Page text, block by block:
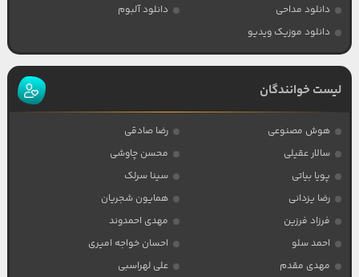
دانلود مداحی
دانلود آلبوم
دانلود موزیک ویدیو
لیست خوانندگان
هوش مصنوعی
رضا صادقی
سالار عقیلی
محسن چاوشی
پویا بیاتی
سینا سرلک
رضا یزدانی
همایون شجریان
فرزاد فرزین
مهدی احمدوند
احمد سلو
احسان خواجه امیری
مهدی مقدم
علی لهراسبی